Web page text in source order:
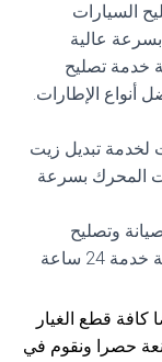
السيارات
بسرعة عالية
خدمة تصليح
أنواع الإطارات.
لخدمة تبديل زيت
المحرك بسرعة
وتصليح
24 ساعة
كافة قطع الغيار
حصرا ونقوم في